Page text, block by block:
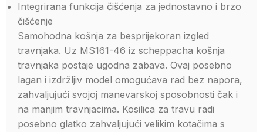
Integrirana funkcija čišćenja za jednostavno i brzo
čišćenje
Samohodna košnja za besprijekoran izgled
travnjaka. Uz MS161-46 iz scheppacha košnja
travnjaka postaje ugodna zabava. Ovaj posebno
lagan i izdržljiv model omogućava rad bez napora,
zahvaljujući svojoj manevarskoj sposobnosti čak i
na manjim travnjacima. Kosilica za travu radi
posebno glatko zahvaljujući velikim kotačima s